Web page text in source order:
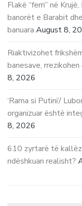
Flakë “ferri” në
banorët e Barabit
banuara August 8,
Riaktivizohet
banesave,
8, 2026
‘Rama si Putini’/
organizuar është
8, 2026
610 zyrtarë të
ndëshkuan realisht?